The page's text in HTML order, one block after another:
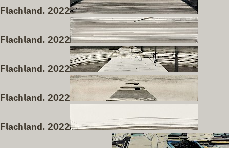
Flachland. 2022
Flachland. 2022
Flachland. 2022
Flachland. 2022
Flachland. 2022